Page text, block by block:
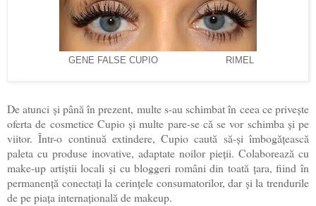
GENE FALSE CUPIO RIMEL
De atunci și până în prezent, multe s-au schimbat în ceea ce privește
oferta de cosmetice Cupio și multe pare-se că se vor schimba și pe
viitor. Într-o continuă extindere, Cupio caută să-și îmbogățească
paleta cu produse inovative, adaptate noilor pieții. Colaborează cu
make-up artiștii locali și cu bloggeri români din toată țara, fiind în
permanență conectați la cerințele consumatorilor, dar și la trendurile
de pe piața internațională de makeup.